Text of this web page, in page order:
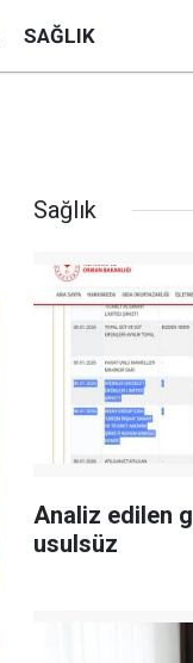
SAĞLIK
Sağlık
Analiz edilen
usulsüz